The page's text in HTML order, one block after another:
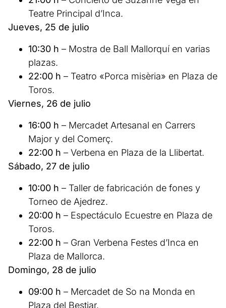
Teatre Principal d’Inca.
Jueves, 25 de julio
10:30 h – Mostra de Ball Mallorquí en varias
plazas.
22:00 h – Teatro «Porca misèria» en Plaza de
Toros.
Viernes, 26 de julio
16:00 h – Mercadet Artesanal en Carrers
Major y del Comerç.
22:00 h – Verbena en Plaza de la Llibertat.
Sábado, 27 de julio
10:00 h – Taller de fabricación de fones y
Torneo de Ajedrez.
20:00 h – Espectáculo Ecuestre en Plaza de
Toros.
22:00 h – Gran Verbena Festes d’Inca en
Plaza de Mallorca.
Domingo, 28 de julio
09:00 h – Mercadet de So na Monda en
Plaza del Bestiar.